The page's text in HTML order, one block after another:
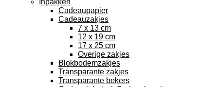
Inpakken
Cadeaupapier
Cadeauzakjes
7 x 13 cm
12 x 19 cm
17 x 25 cm
Overige zakjes
Blokbodemzakjes
Transparante zakjes
Transparante bekers